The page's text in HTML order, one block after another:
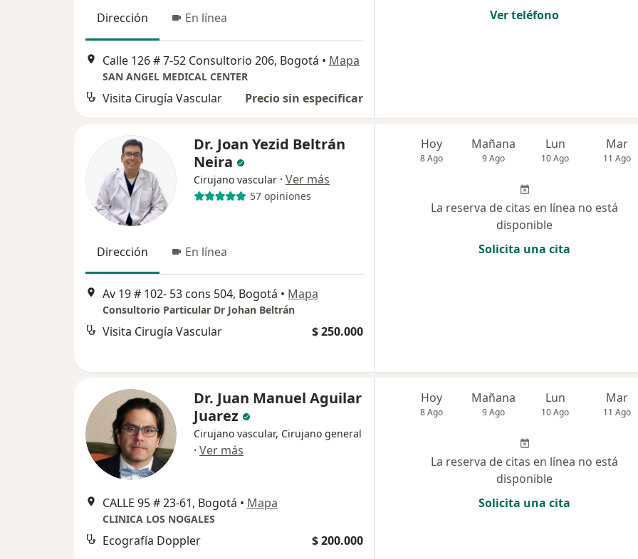
Dirección En línea
Calle 126 # 7-52 Consultorio 206, Bogotá • Mapa
SAN ANGEL MEDICAL CENTER
Visita Cirugía Vascular Precio sin especificar
Ver teléfono
Dr. Joan Yezid Beltrán
Neira
Cirujano vascular · Ver más
57 opiniones
Dirección En línea
Av 19 # 102- 53 cons 504, Bogotá • Mapa
Consultorio Particular Dr Johan Beltrán
Visita Cirugía Vascular $ 250.000
Hoy
8 Ago
Mañana
9 Ago
Lun
10 Ago
Mar
11 Ago
La reserva de citas en línea no está
disponible
Solicita una cita
Dr. Juan Manuel Aguilar
Juarez
Cirujano vascular, Cirujano general
· Ver más
CALLE 95 # 23-61, Bogotá • Mapa
CLINICA LOS NOGALES
Ecografía Doppler $ 200.000
Hoy
8 Ago
Mañana
9 Ago
Lun
10 Ago
Mar
11 Ago
La reserva de citas en línea no está
disponible
Solicita una cita